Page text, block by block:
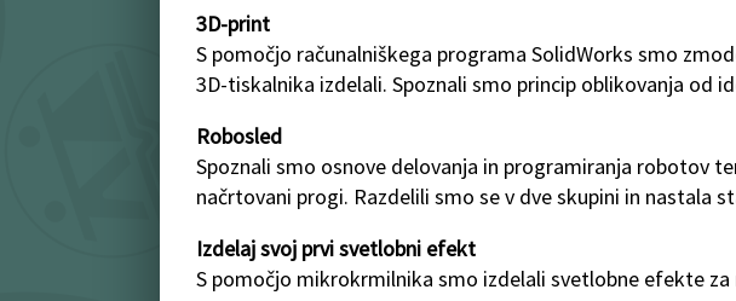
3D-print
S pomočjo računalniškega programa SolidWorks smo
3D-tiskalnika izdelali. Spoznali smo princip oblikovanja od
Robosled
Spoznali smo osnove delovanja in programiranja robotov
načrtovani progi. Razdelili smo se v dve skupini in nastala
Izdelaj svoj prvi svetlobni efekt
S pomočjo mikrokrmilnika smo izdelali svetlobne efekte za